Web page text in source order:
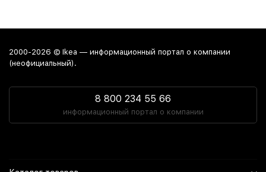
2000-2026 © Ikea — информационный портал о компании
(неофициальный).
8 800 234 55 66
информационный портал о компании